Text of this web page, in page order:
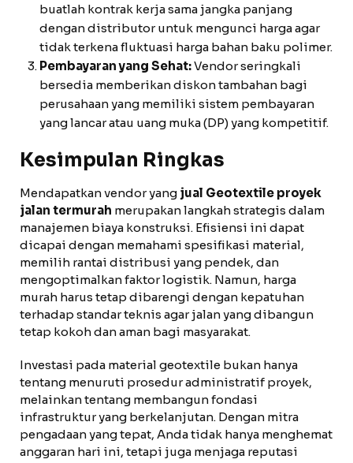
buatlah kontrak kerja sama jangka panjang
dengan distributor untuk mengunci harga agar
tidak terkena fluktuasi harga bahan baku polimer.
Pembayaran yang Sehat:Vendor seringkali
bersedia memberikan diskon tambahan bagi
perusahaan yang memiliki sistem pembayaran
yang lancar atau uang muka (DP) yang kompetitif.
Kesimpulan Ringkas
Mendapatkan vendor yang jual Geotextile proyek
jalan termurah merupakan langkah strategis dalam
manajemen biaya konstruksi. Efisiensi ini dapat
dicapai dengan memahami spesifikasi material,
memilih rantai distribusi yang pendek, dan
mengoptimalkan faktor logistik. Namun, harga
murah harus tetap dibarengi dengan kepatuhan
terhadap standar teknis agar jalan yang dibangun
tetap kokoh dan aman bagi masyarakat.
Investasi pada material geotextile bukan hanya
tentang menuruti prosedur administratif proyek,
melainkan tentang membangun fondasi
infrastruktur yang berkelanjutan. Dengan mitra
pengadaan yang tepat, Anda tidak hanya menghemat
anggaran hari ini, tetapi juga menjaga reputasi